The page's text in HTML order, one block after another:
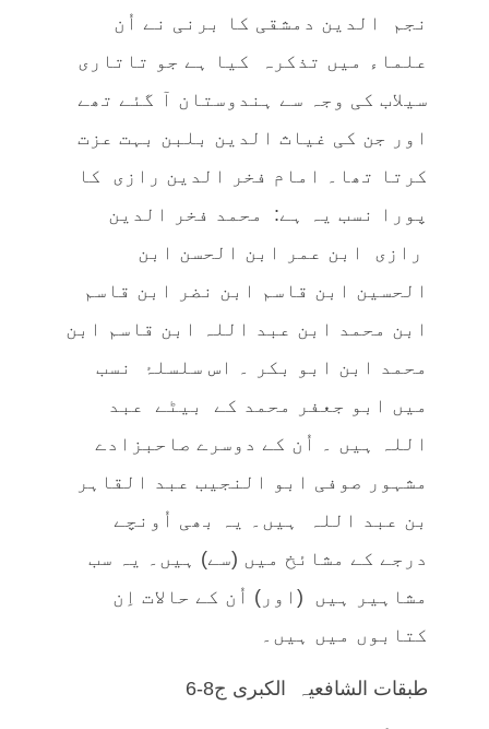
نجم الدین دمشقی کا برنی نے اُن
علماء میں تذکرہ کیا ہے جو تاتاری
سیلاب کی وجہ سے ہندوستان آ گئے تھے
اور جن کی غیاث الدین بلبن بہت عزت
کرتا تھا۔ امام فخر الدین رازی کا
پورا نسب یہ ہے: محمد فخر الدین
رازی ابن عمر ابن الحسن ابن
الحسین ابن قاسم ابن نضر ابن قاسم
ابن محمد ابن عبد اللہ ابن قاسم ابن
محمد ابن ابو بکر ۔ اس سلسلۂ نسب
میں ابو جعفر محمد کے بیٹے عبد
اللہ ہیں ۔ اُن کے دوسرے صاحبزادے
مشہور صوفی ابو النجیب عبد القاہر
بن عبد اللہ ہیں۔ یہ بھی اُونچے
درجے کے مشائخ میں (سے) ہیں۔ یہ سب
مشاہیر ہیں (اور) اُن کے حالات اِن
کتابوں میں ہیں۔
طبقات الشافعیہ الکبری ج8-6